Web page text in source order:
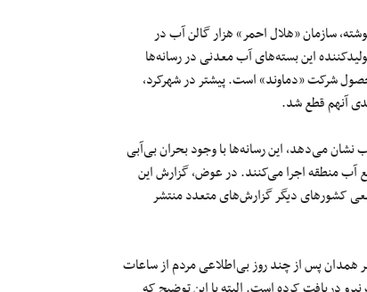
سازمان «هلال‌ احمر» هزار گالن آب در
تولیدکننده این بسته‌های آب معدنی در رسانه‌ها
شرکت «دماوند» است. پیشتر در شهرکرد،
آنهم قطع شد.
نشان می‌دهد، این رسانه‌ها با وجود بحران بی‌آبی
آب منطقه اجرا می‌کنند. در عوض، گزارش‌ این
کشورهای دیگر گزارش‌های متعدد منتشر
همدان پس از چند روز بی‌اطلاعی مردم از ساعات